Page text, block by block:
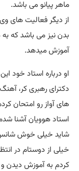
ماهر پیانو می باشد.
از دیگر فعالیت های
بدن نیز می باشد که
آموزش میدهد.
او درباره استاد خود
دکترای رهبری كر،
استاد هوویان آشنا
شاید خیلی خوش
خیلی از دوستام در
کردم به آموزش دیدن و